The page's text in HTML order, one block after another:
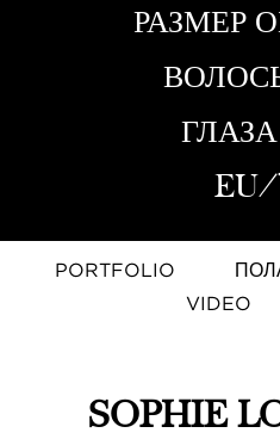
РАЗМЕР
ГЛАЗА
EU/
PORTFOLIO
VIDEO
SOPHIE